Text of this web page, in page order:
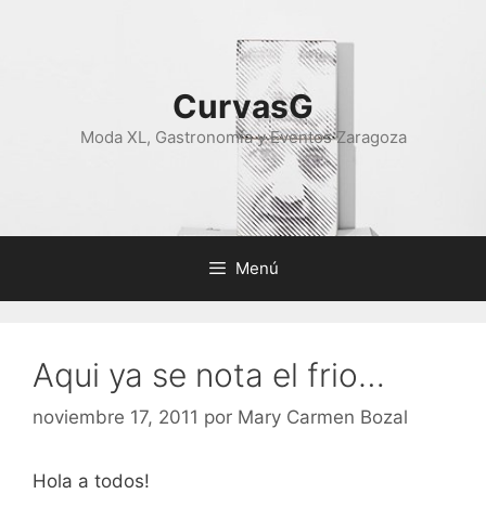
CurvasG
Moda XL, Gastronomía y Eventos Zaragoza
Menú
Aqui ya se nota el frio…
noviembre 17, 2011 por Mary Carmen Bozal
Hola a todos!